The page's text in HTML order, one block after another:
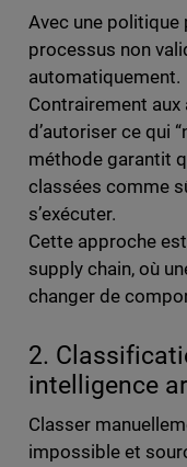
Avec une politique
processus non
automatiquement.
Contrairement
d’autoriser ce qui
méthode garantit
classées comme
s’exécuter.
Cette approche
supply chain, où
changer de
2.
intelligence
Classer
impossible et